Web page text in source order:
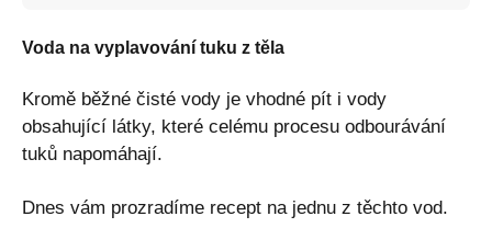
Voda na vyplavování tuku z těla
Kromě běžné čisté vody je vhodné pít i vody
obsahující látky, které celému procesu odbourávání
tuků napomáhají.
Dnes vám prozradíme recept na jednu z těchto vod.